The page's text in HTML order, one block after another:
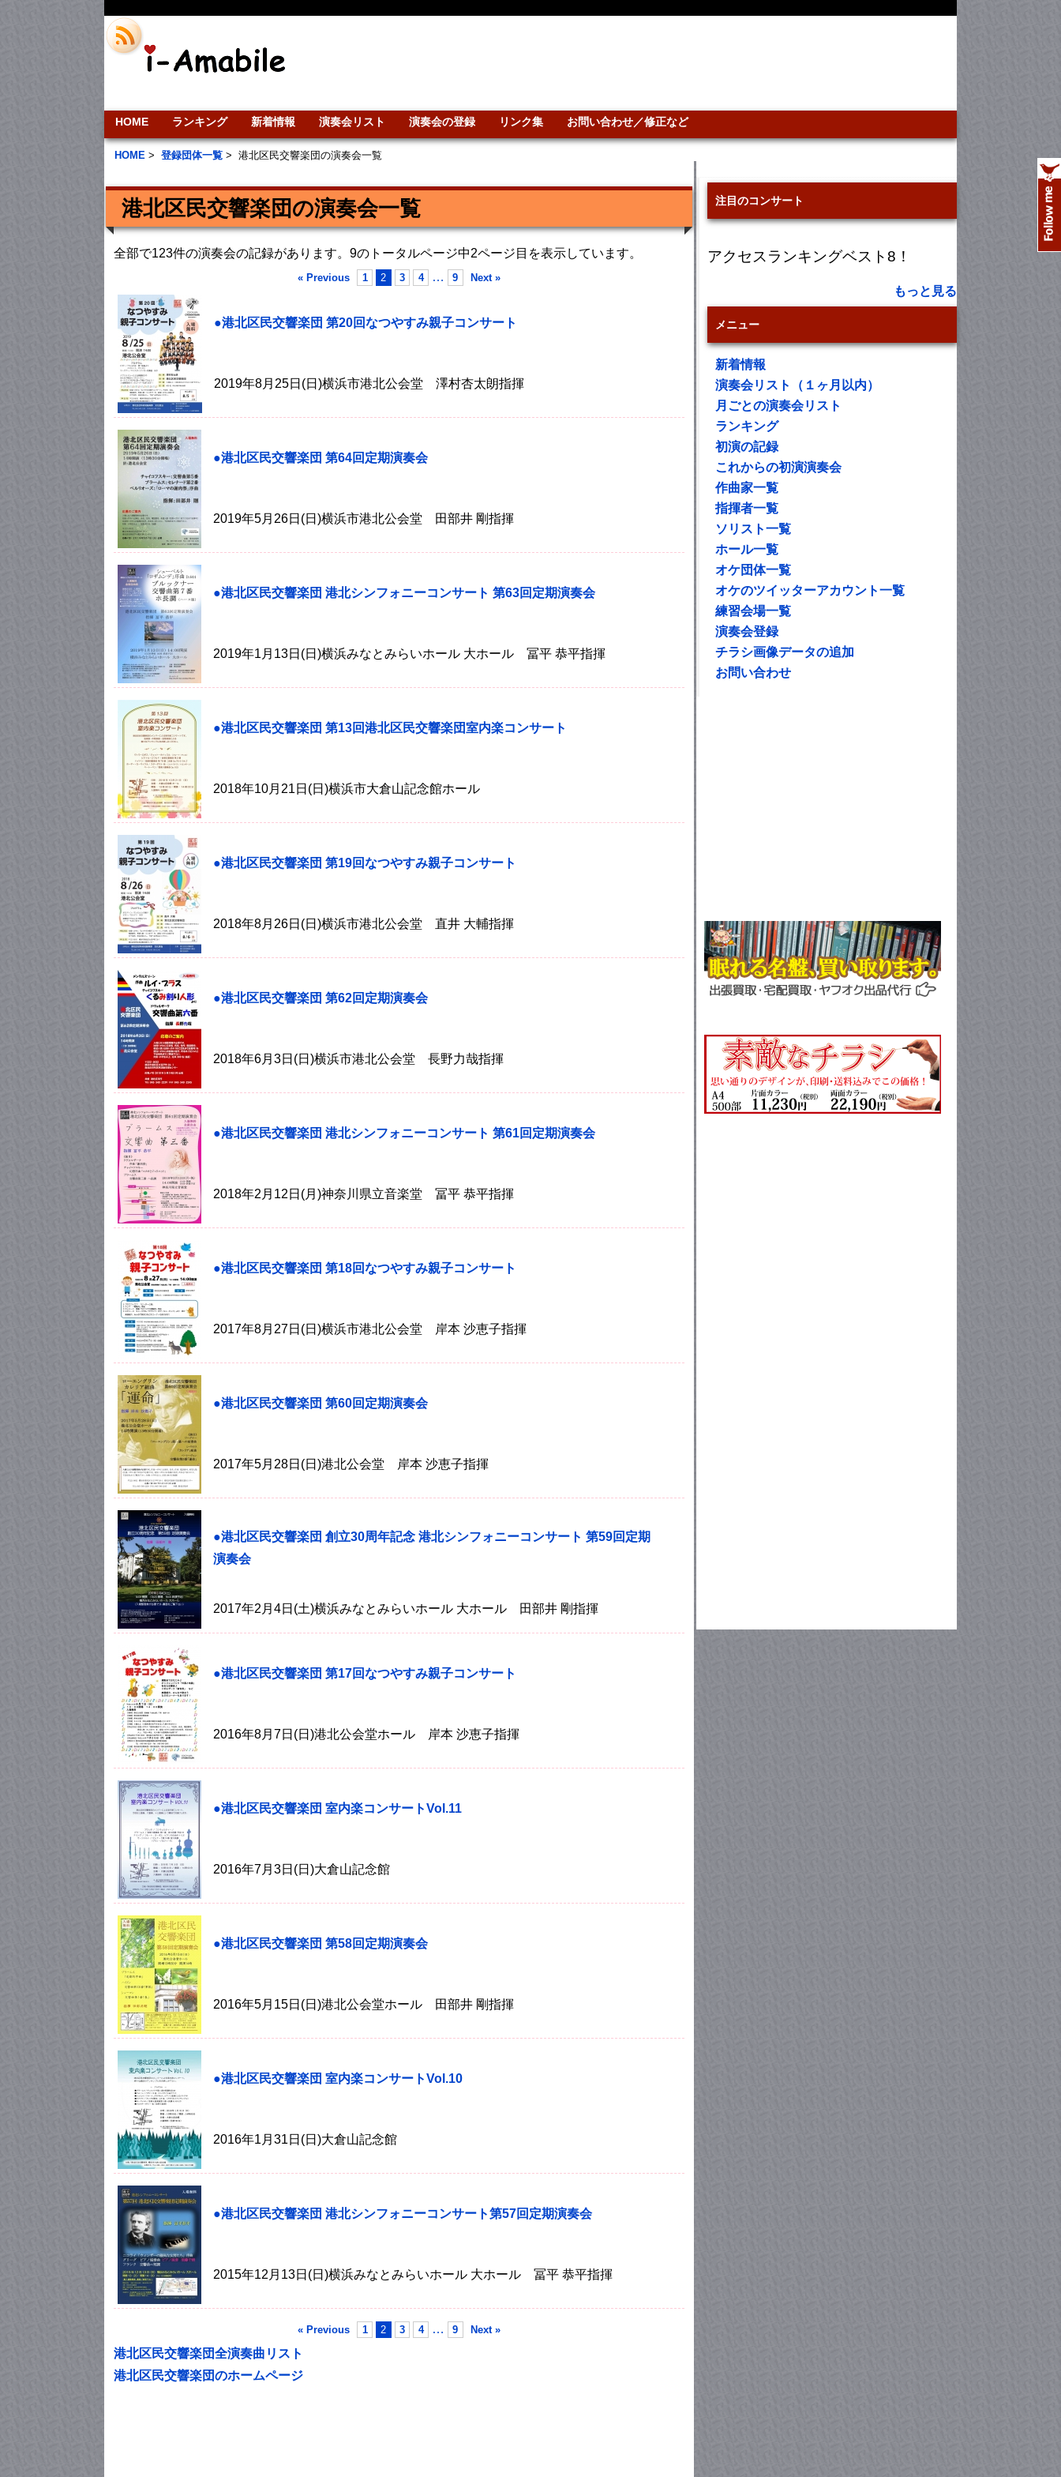
HOME ランキング 新着情報 演奏会リスト 演奏会の登録 リンク集 お問い合わせ／修正など
HOME > 登録団体一覧 > 港北区民交響楽団の演奏会一覧
港北区民交響楽団の演奏会一覧
全部で123件の演奏会の記録があります。9のトータルページ中2ページ目を表示しています。
« Previous 1 2 3 4 … 9 Next »
●港北区民交響楽団 第20回なつやすみ親子コンサート
2019年8月25日(日)横浜市港北公会堂 澤村杏太朗指揮
●港北区民交響楽団 第64回定期演奏会
2019年5月26日(日)横浜市港北公会堂 田部井 剛指揮
●港北区民交響楽団 港北シンフォニーコンサート 第63回定期演奏会
2019年1月13日(日)横浜みなとみらいホール 大ホール 冨平 恭平指揮
●港北区民交響楽団 第13回港北区民交響楽団室内楽コンサート
2018年10月21日(日)横浜市大倉山記念館ホール
●港北区民交響楽団 第19回なつやすみ親子コンサート
2018年8月26日(日)横浜市港北公会堂 直井 大輔指揮
●港北区民交響楽団 第62回定期演奏会
2018年6月3日(日)横浜市港北公会堂 長野力哉指揮
●港北区民交響楽団 港北シンフォニーコンサート 第61回定期演奏会
2018年2月12日(月)神奈川県立音楽堂 冨平 恭平指揮
●港北区民交響楽団 第18回なつやすみ親子コンサート
2017年8月27日(日)横浜市港北公会堂 岸本 沙恵子指揮
●港北区民交響楽団 第60回定期演奏会
2017年5月28日(日)港北公会堂 岸本 沙恵子指揮
●港北区民交響楽団 創立30周年記念 港北シンフォニーコンサート 第59回定期
演奏会
2017年2月4日(土)横浜みなとみらいホール 大ホール 田部井 剛指揮
●港北区民交響楽団 第17回なつやすみ親子コンサート
2016年8月7日(日)港北公会堂ホール 岸本 沙恵子指揮
●港北区民交響楽団 室内楽コンサートVol.11
2016年7月3日(日)大倉山記念館
●港北区民交響楽団 第58回定期演奏会
2016年5月15日(日)港北公会堂ホール 田部井 剛指揮
●港北区民交響楽団 室内楽コンサートVol.10
2016年1月31日(日)大倉山記念館
●港北区民交響楽団 港北シンフォニーコンサート第57回定期演奏会
2015年12月13日(日)横浜みなとみらいホール 大ホール 冨平 恭平指揮
« Previous 1 2 3 4 … 9 Next »
港北区民交響楽団全演奏曲リスト
港北区民交響楽団のホームページ
注目のコンサート
アクセスランキングベスト8！
もっと見る
メニュー
新着情報
演奏会リスト（１ヶ月以内）
月ごとの演奏会リスト
ランキング
初演の記録
これからの初演演奏会
作曲家一覧
指揮者一覧
ソリスト一覧
ホール一覧
オケ団体一覧
オケのツイッターアカウント一覧
練習会場一覧
演奏会登録
チラシ画像データの追加
お問い合わせ